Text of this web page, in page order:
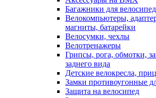
Багажники для
Велокомпьютеры,
магниты, батарейки
Велосумки, чехлы
Велотренажеры
Грипсы, рога, обмотки,
заднего вида
Детские велокресла,
Замки противоугонные
Защита на велосипед